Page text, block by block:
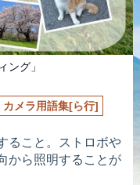
ング」
カメラ用語集[ら行]
ること。ストロボや
から照明することが